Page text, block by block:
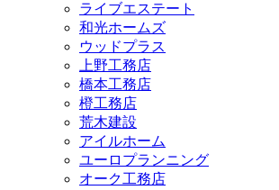
ライブエステート
和光ホームズ
ウッドプラス
上野工務店
橋本工務店
橙工務店
荒木建設
アイルホーム
ユーロプランニング
オーク工務店